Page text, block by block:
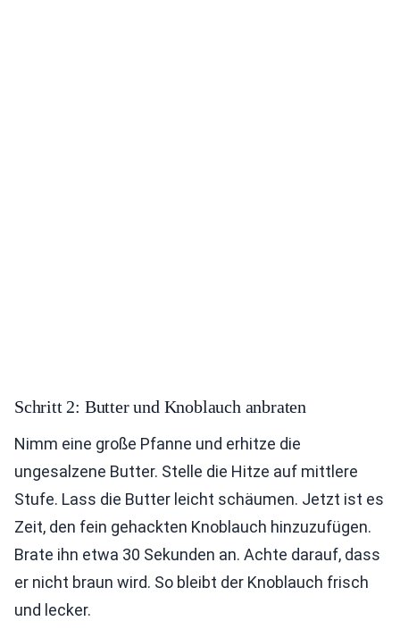
Schritt 2: Butter und Knoblauch anbraten
Nimm eine große Pfanne und erhitze die
ungesalzene Butter. Stelle die Hitze auf mittlere
Stufe. Lass die Butter leicht schäumen. Jetzt ist es
Zeit, den fein gehackten Knoblauch hinzuzufügen.
Brate ihn etwa 30 Sekunden an. Achte darauf, dass
er nicht braun wird. So bleibt der Knoblauch frisch
und lecker.